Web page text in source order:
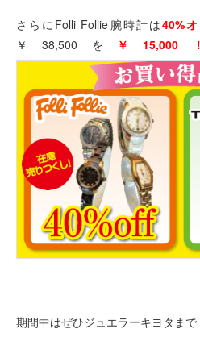
さらにFolli Follie腕時計は40%オ
￥38,500を
￥15,000
期間中はぜひジュエラーキヨタまで